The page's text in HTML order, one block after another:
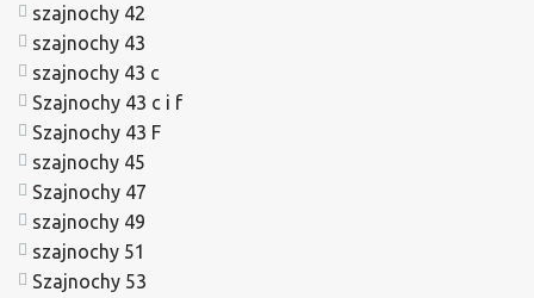
szajnochy 42
szajnochy 43
szajnochy 43 c
Szajnochy 43 c i f
Szajnochy 43 F
szajnochy 45
Szajnochy 47
szajnochy 49
szajnochy 51
Szajnochy 53